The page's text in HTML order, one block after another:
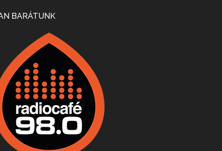
Apr 24, 2026 • 00:38:10
Villány, kékfrankos, Jackfall
Apr 17, 2026 • 00:35:38
Apr 9, 2026 • 00:37:17
BARÁTUNK